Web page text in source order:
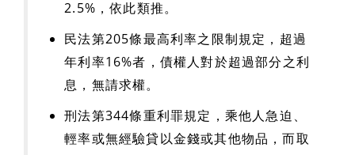
2.5%，依此類推。
民法第205條最高利率之限制規定，超過
年利率16%者，債權人對於超過部分之利
息，無請求權。
刑法第344條重利罪規定，乘他人急迫、
輕率或無經驗貸以金錢或其他物品，而取